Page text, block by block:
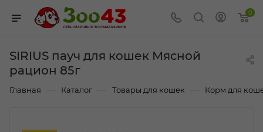
0
SIRIUS пауч для кошек Мясной
рацион 85г
Главная Каталог Товары для кошек Корм для